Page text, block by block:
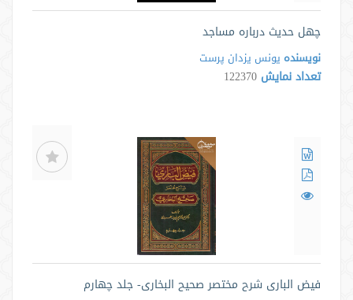
چهل حدیث درباره مساجد
نویسنده یونس یزدان پرست
تعداد نمایش 122370
فیض الباری شرح مختصر صحیح البخاری- جلد چهارم